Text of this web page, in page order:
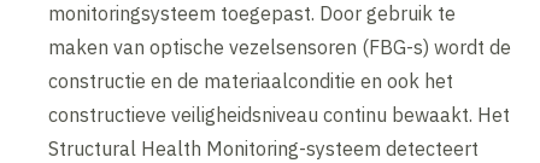
monitoringsysteem toegepast. Door gebruik te
maken van optische vezelsensoren (FBG-s) wordt de
constructie en de materiaalconditie en ook het
constructieve veiligheidsniveau continu bewaakt. Het
Structural Health Monitoring-systeem detecteert